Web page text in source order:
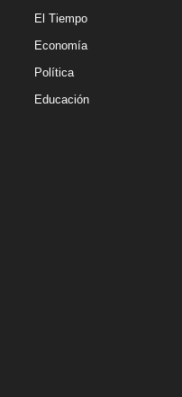
El Tiempo
Economía
Política
Educación